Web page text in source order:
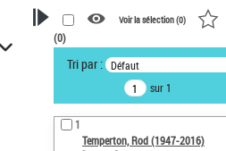
VOTRE RECHERCHE
Recherche avancée dans les
notices d’autorité
Œuvres liées à l'auteur :
Temperton, Rod (1947-2016)
Voir la sélection (0)
(0)
Tri par : Défaut
sur 1
1
Temperton, Rod (1947-2016)